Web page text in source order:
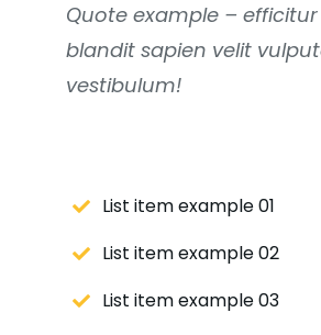
Quote example –
blandit sapien velit
vestibulum!
List item example 01
List item example 02
List item example 03